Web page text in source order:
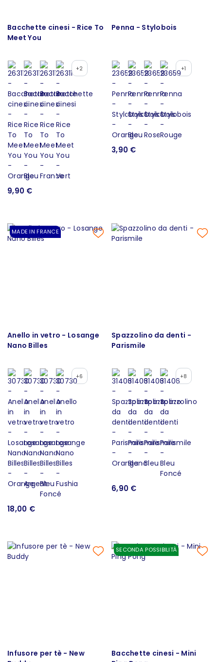
Bacchette cinesi - Rice To
Meet You
+2
9,90 €
Penna - Stylobois
+1
3,90 €
MADE IN FRANCE
Anello in vetro - Losange
Nano Billes
+6
18,00 €
Spazzolino da denti -
Parismile
+8
6,90 €
Infusore per tè - New
SECONDA POSSIBILITÀ
Bacchette cinesi - Mini